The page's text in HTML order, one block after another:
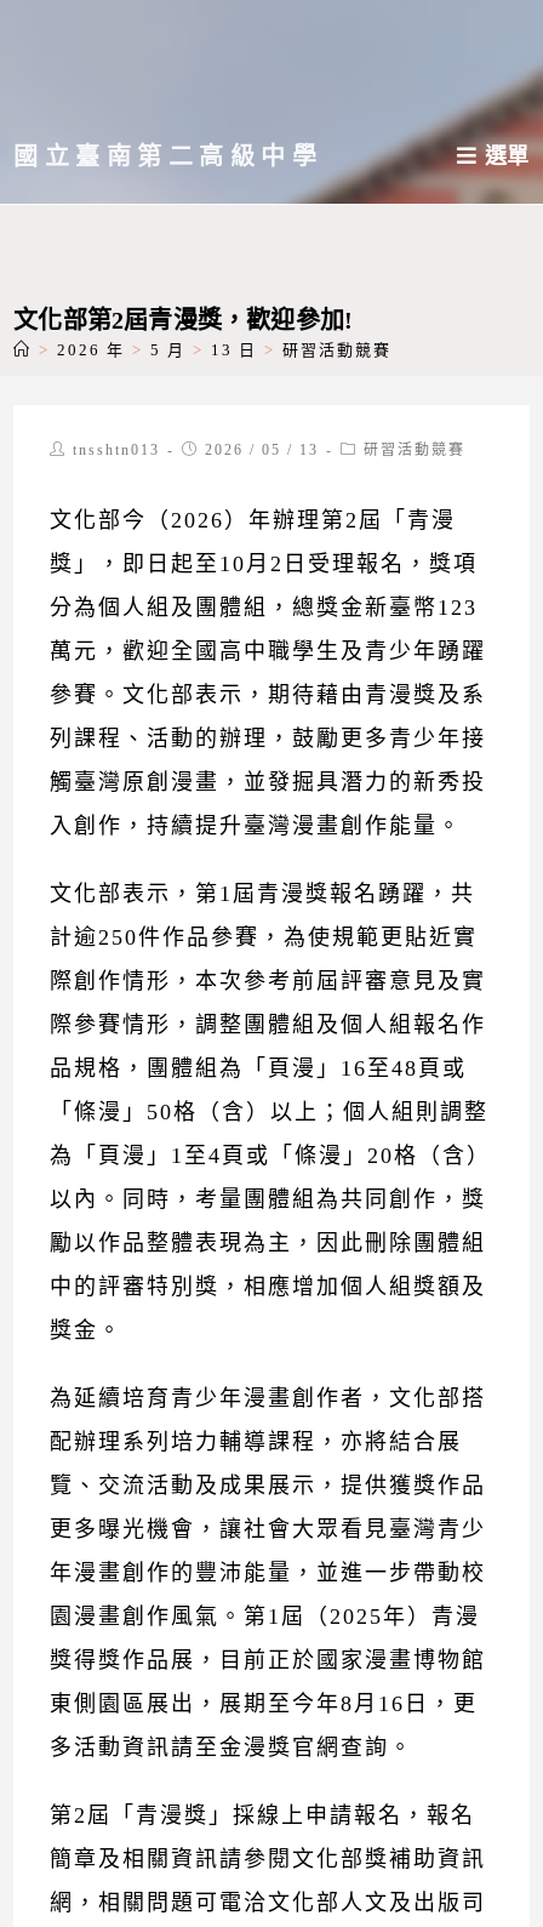
主國立臺南第二高級中學 選單
文化部第2屆青漫獎，歡迎參加!
> 2026 年 > 5 月 > 13 日 > 研習活動競賽
Posttnsshtn013
Post2026 / 05 / 13
Post研習活動競賽
文化部今（2026）年辦理第2屆「青漫
獎」，即日起至10月2日受理報名，獎項
分為個人組及團體組，總獎金新臺幣123
萬元，歡迎全國高中職學生及青少年踴躍
參賽。文化部表示，期待藉由青漫獎及系
列課程、活動的辦理，鼓勵更多青少年接
觸臺灣原創漫畫，並發掘具潛力的新秀投
入創作，持續提升臺灣漫畫創作能量。
文化部表示，第1屆青漫獎報名踴躍，共
計逾250件作品參賽，為使規範更貼近實
際創作情形，本次參考前屆評審意見及實
際參賽情形，調整團體組及個人組報名作
品規格，團體組為「頁漫」16至48頁或
「條漫」50格（含）以上；個人組則調整
為「頁漫」1至4頁或「條漫」20格（含）
以內。同時，考量團體組為共同創作，獎
勵以作品整體表現為主，因此刪除團體組
中的評審特別獎，相應增加個人組獎額及
獎金。
為延續培育青少年漫畫創作者，文化部搭
配辦理系列培力輔導課程，亦將結合展
覽、交流活動及成果展示，提供獲獎作品
更多曝光機會，讓社會大眾看見臺灣青少
年漫畫創作的豐沛能量，並進一步帶動校
園漫畫創作風氣。第1屆（2025年）青漫
獎得獎作品展，目前正於國家漫畫博物館
東側園區展出，展期至今年8月16日，更
多活動資訊請至金漫獎官網查詢。
第2屆「青漫獎」採線上申請報名，報名
簡章及相關資訊請參閱文化部獎補助資訊
網，相關問題可電洽文化部人文及出版司